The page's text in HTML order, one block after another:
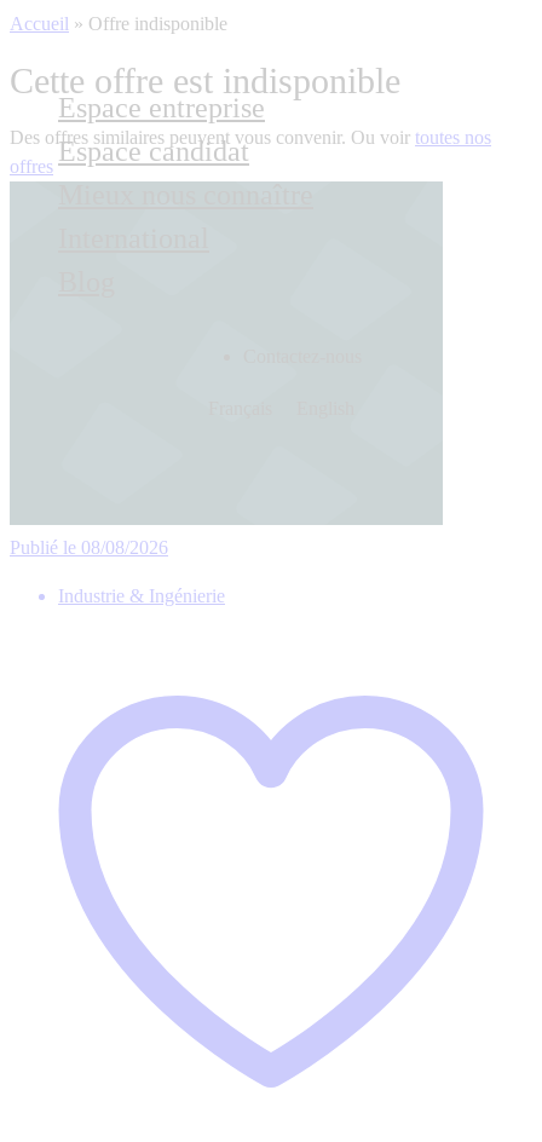
Espace entreprise
Espace candidat
Accueil » Offre indisponible
Cette offre est indisponible
Des offres similaires peuvent vous convenir. Ou voir toutes nos
offres
Publié le 08/08/2026
Industrie & Ingénierie